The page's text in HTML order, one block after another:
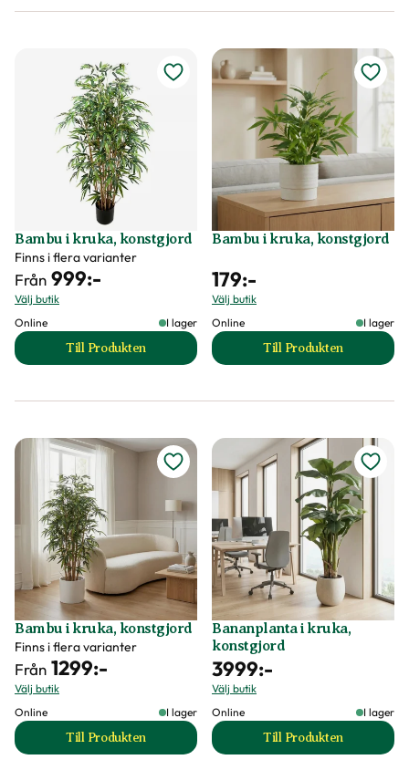
Bambu i kruka, konstgjord
Finns i flera varianter
Från 999:-
Välj butik
Online
I lager
Till Produkten
till Bambu i kruka, konstgjord produktsida
Bambu i kruka, konstgjord
179:-
Välj butik
Online
I lager
Till Produkten
till Bambu i kruka,
Bambu i kruka, konstgjord
Finns i flera varianter
Från 1299:-
Välj butik
Online
I lager
Till Produkten
till Bambu i kruka, konstgjord produktsida
Bananplanta i kruka,
konstgjord
3999:-
Välj butik
Online
I lager
Till Produkten
till Bananplanta i